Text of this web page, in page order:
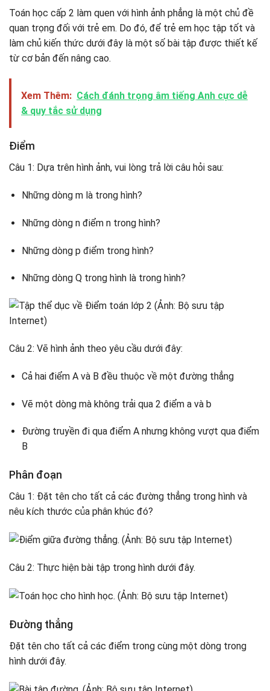
Toán học cấp 2 làm quen với hình ảnh phẳng là một chủ đề
quan trọng đối với trẻ em. Do đó, để trẻ em học tập tốt và
làm chủ kiến ​​thức dưới đây là một số bài tập được thiết kế
từ cơ bản đến nâng cao.
Xem Thêm: Cách đánh trọng âm tiếng Anh cực dễ
& quy tắc sử dụng
Điểm
Câu 1: Dựa trên hình ảnh, vui lòng trả lời câu hỏi sau:
Những dòng m là trong hình?
Những dòng n điểm n trong hình?
Những dòng p điểm trong hình?
Những dòng Q trong hình là trong hình?
Câu 2: Vẽ hình ảnh theo yêu cầu dưới đây:
Cả hai điểm A và B đều thuộc về một đường thẳng
Vẽ một dòng mà không trải qua 2 điểm a và b
Đường truyền đi qua điểm A nhưng không vượt qua điểm
B
Phân đoạn
Câu 1: Đặt tên cho tất cả các đường thẳng trong hình và
nêu kích thước của phân khúc đó?
Câu 2: Thực hiện bài tập trong hình dưới đây.
Đường thẳng
Đặt tên cho tất cả các điểm trong cùng một dòng trong
hình dưới đây.